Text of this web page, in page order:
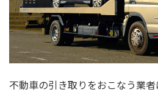
不動車の引き取りをおこなう業